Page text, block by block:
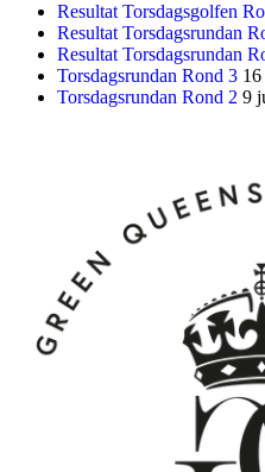
Resultat Torsdagsgolfen
Resultat Torsdagsrundan
Resultat Torsdagsrundan
Torsdagsrundan Rond 3
Torsdagsrundan Rond 2 9